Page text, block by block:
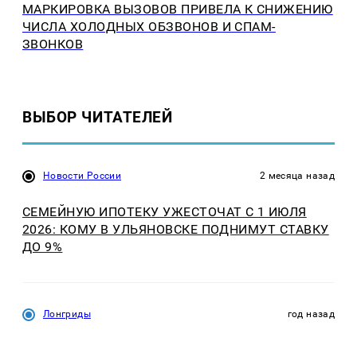
МАРКИРОВКА ВЫЗОВОВ ПРИВЕЛА К СНИЖЕНИЮ
ЧИСЛА ХОЛОДНЫХ ОБЗВОНОВ И СПАМ-
ЗВОНКОВ
ВЫБОР ЧИТАТЕЛЕЙ
Новости России 2 месяца назад
СЕМЕЙНУЮ ИПОТЕКУ УЖЕСТОЧАТ С 1 ИЮЛЯ
2026: КОМУ В УЛЬЯНОВСКЕ ПОДНИМУТ СТАВКУ
ДО 9%
Лонгриды год назад